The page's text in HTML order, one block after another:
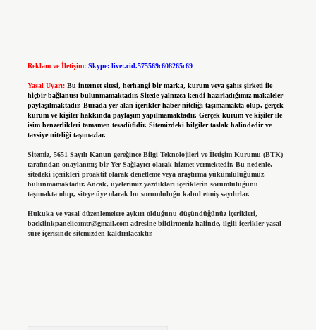
Reklam ve İletişim: Skype: live:.cid.575569c608265c69
Yasal Uyarı: Bu internet sitesi, herhangi bir marka, kurum veya şahıs şirketi ile
hiçbir bağlantısı bulunmamaktadır. Sitede yalnızca kendi hazırladığımız makaleler
paylaşılmaktadır. Burada yer alan içerikler haber niteliği taşımamakta olup, gerçek
kurum ve kişiler hakkında paylaşım yapılmamaktadır. Gerçek kurum ve kişiler ile
isim benzerlikleri tamamen tesadüfidir. Sitemizdeki bilgiler taslak halindedir ve
tavsiye niteliği taşımazlar.
Sitemiz, 5651 Sayılı Kanun gereğince Bilgi Teknolojileri ve İletişim Kurumu (BTK)
tarafından onaylanmış bir Yer Sağlayıcı olarak hizmet vermektedir. Bu nedenle,
sitedeki içerikleri proaktif olarak denetleme veya araştırma yükümlülüğümüz
bulunmamaktadır. Ancak, üyelerimiz yazdıkları içeriklerin sorumluluğunu
taşımakta olup, siteye üye olarak bu sorumluluğu kabul etmiş sayılırlar.
Hukuka ve yasal düzenlemelere aykırı olduğunu düşündüğünüz içerikleri,
backlinkpanelicomtr@gmail.comadresine bildirmeniz halinde, ilgili içerikler yasal
süre içerisinde sitemizden kaldırılacaktır.